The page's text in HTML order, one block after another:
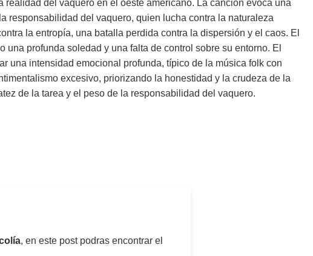
del vaquero en el oeste americano. La canción evoca una
responsabilidad del vaquero, quien lucha contra la naturaleza
la entropía, una batalla perdida contra la dispersión y el caos. El
profunda soledad y una falta de control sobre su entorno. El
una intensidad emocional profunda, típico de la música folk con
excesivo, priorizando la honestidad y la crudeza de la
de la tarea y el peso de la responsabilidad del vaquero.
, en este post podras encontrar el